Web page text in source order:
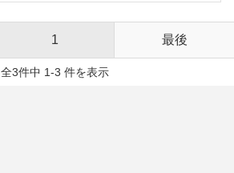
1 最後
全3件中 1-3 件を表示